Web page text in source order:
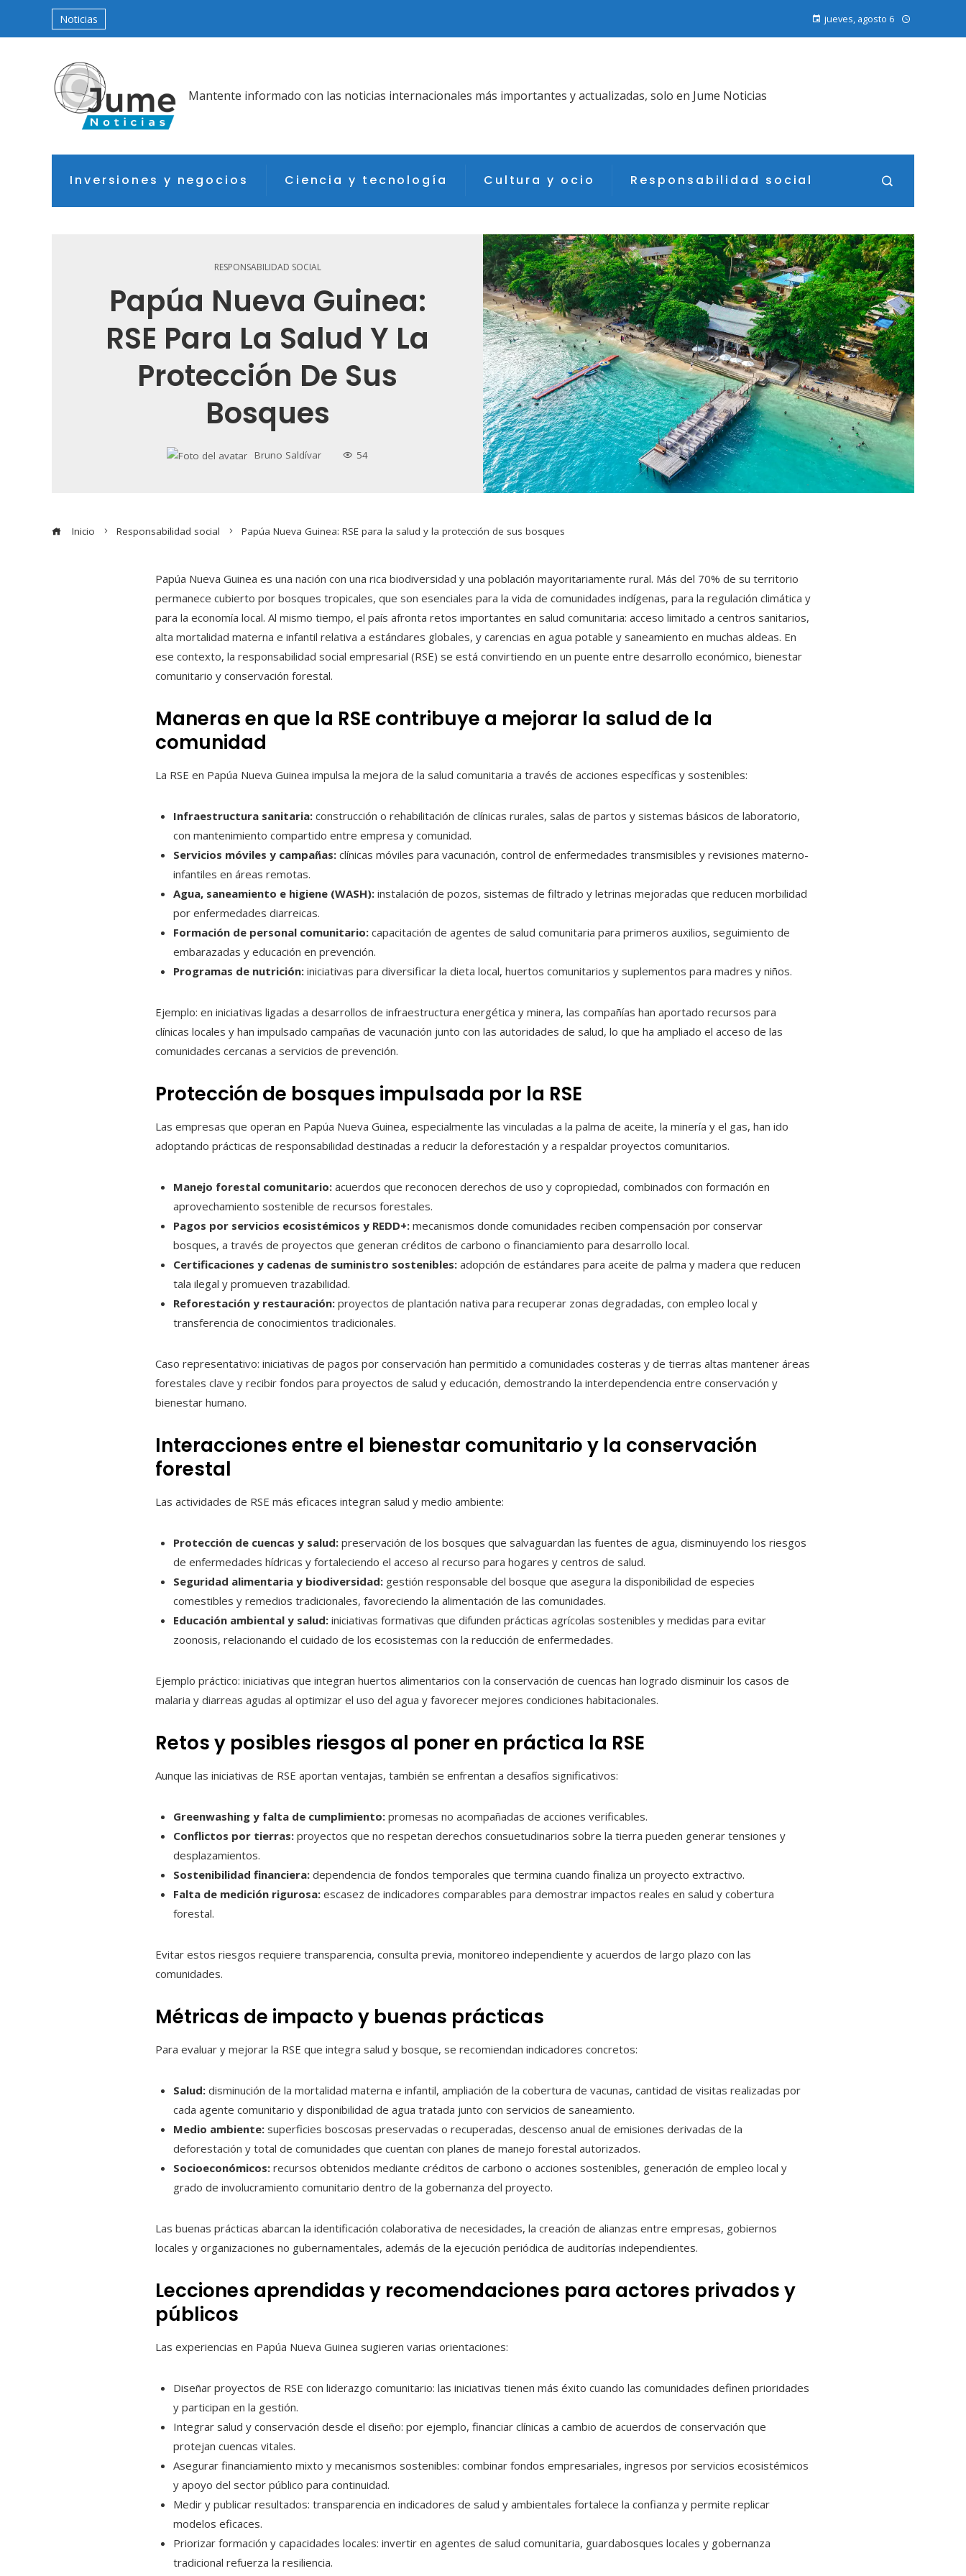
Noticias jueves, agosto 6
Mantente informado con las noticias internacionales más importantes y actualizadas, solo en Jume Noticias
Inversiones y negocios Ciencia y tecnología Cultura y ocio Responsabilidad social
RESPONSABILIDAD SOCIAL
Papúa Nueva Guinea:
RSE Para La Salud Y La
Protección De Sus
Bosques
Bruno Saldívar 54
Inicio Responsabilidad social Papúa Nueva Guinea: RSE para la salud y la protección de sus bosques
Papúa Nueva Guinea es una nación con una rica biodiversidad y una población mayoritariamente rural. Más del 70% de su territorio
permanece cubierto por bosques tropicales, que son esenciales para la vida de comunidades indígenas, para la regulación climática y
para la economía local. Al mismo tiempo, el país afronta retos importantes en salud comunitaria: acceso limitado a centros sanitarios,
alta mortalidad materna e infantil relativa a estándares globales, y carencias en agua potable y saneamiento en muchas aldeas. En
ese contexto, la responsabilidad social empresarial (RSE) se está convirtiendo en un puente entre desarrollo económico, bienestar
comunitario y conservación forestal.
Maneras en que la RSE contribuye a mejorar la salud de la
comunidad
La RSE en Papúa Nueva Guinea impulsa la mejora de la salud comunitaria a través de acciones específicas y sostenibles:
Infraestructura sanitaria: construcción o rehabilitación de clínicas rurales, salas de partos y sistemas básicos de laboratorio,
con mantenimiento compartido entre empresa y comunidad.
Servicios móviles y campañas: clínicas móviles para vacunación, control de enfermedades transmisibles y revisiones materno-
infantiles en áreas remotas.
Agua, saneamiento e higiene (WASH): instalación de pozos, sistemas de filtrado y letrinas mejoradas que reducen morbilidad
por enfermedades diarreicas.
Formación de personal comunitario: capacitación de agentes de salud comunitaria para primeros auxilios, seguimiento de
embarazadas y educación en prevención.
Programas de nutrición: iniciativas para diversificar la dieta local, huertos comunitarios y suplementos para madres y niños.
Ejemplo: en iniciativas ligadas a desarrollos de infraestructura energética y minera, las compañías han aportado recursos para
clínicas locales y han impulsado campañas de vacunación junto con las autoridades de salud, lo que ha ampliado el acceso de las
comunidades cercanas a servicios de prevención.
Protección de bosques impulsada por la RSE
Las empresas que operan en Papúa Nueva Guinea, especialmente las vinculadas a la palma de aceite, la minería y el gas, han ido
adoptando prácticas de responsabilidad destinadas a reducir la deforestación y a respaldar proyectos comunitarios.
Manejo forestal comunitario: acuerdos que reconocen derechos de uso y copropiedad, combinados con formación en
aprovechamiento sostenible de recursos forestales.
Pagos por servicios ecosistémicos y REDD+: mecanismos donde comunidades reciben compensación por conservar
bosques, a través de proyectos que generan créditos de carbono o financiamiento para desarrollo local.
Certificaciones y cadenas de suministro sostenibles: adopción de estándares para aceite de palma y madera que reducen
tala ilegal y promueven trazabilidad.
Reforestación y restauración: proyectos de plantación nativa para recuperar zonas degradadas, con empleo local y
transferencia de conocimientos tradicionales.
Caso representativo: iniciativas de pagos por conservación han permitido a comunidades costeras y de tierras altas mantener áreas
forestales clave y recibir fondos para proyectos de salud y educación, demostrando la interdependencia entre conservación y
bienestar humano.
Interacciones entre el bienestar comunitario y la conservación
forestal
Las actividades de RSE más eficaces integran salud y medio ambiente:
Protección de cuencas y salud: preservación de los bosques que salvaguardan las fuentes de agua, disminuyendo los riesgos
de enfermedades hídricas y fortaleciendo el acceso al recurso para hogares y centros de salud.
Seguridad alimentaria y biodiversidad: gestión responsable del bosque que asegura la disponibilidad de especies
comestibles y remedios tradicionales, favoreciendo la alimentación de las comunidades.
Educación ambiental y salud: iniciativas formativas que difunden prácticas agrícolas sostenibles y medidas para evitar
zoonosis, relacionando el cuidado de los ecosistemas con la reducción de enfermedades.
Ejemplo práctico: iniciativas que integran huertos alimentarios con la conservación de cuencas han logrado disminuir los casos de
malaria y diarreas agudas al optimizar el uso del agua y favorecer mejores condiciones habitacionales.
Retos y posibles riesgos al poner en práctica la RSE
Aunque las iniciativas de RSE aportan ventajas, también se enfrentan a desafíos significativos:
Greenwashing y falta de cumplimiento: promesas no acompañadas de acciones verificables.
Conflictos por tierras: proyectos que no respetan derechos consuetudinarios sobre la tierra pueden generar tensiones y
desplazamientos.
Sostenibilidad financiera: dependencia de fondos temporales que termina cuando finaliza un proyecto extractivo.
Falta de medición rigurosa: escasez de indicadores comparables para demostrar impactos reales en salud y cobertura
forestal.
Evitar estos riesgos requiere transparencia, consulta previa, monitoreo independiente y acuerdos de largo plazo con las
comunidades.
Métricas de impacto y buenas prácticas
Para evaluar y mejorar la RSE que integra salud y bosque, se recomiendan indicadores concretos:
Salud: disminución de la mortalidad materna e infantil, ampliación de la cobertura de vacunas, cantidad de visitas realizadas por
cada agente comunitario y disponibilidad de agua tratada junto con servicios de saneamiento.
Medio ambiente: superficies boscosas preservadas o recuperadas, descenso anual de emisiones derivadas de la
deforestación y total de comunidades que cuentan con planes de manejo forestal autorizados.
Socioeconómicos: recursos obtenidos mediante créditos de carbono o acciones sostenibles, generación de empleo local y
grado de involucramiento comunitario dentro de la gobernanza del proyecto.
Las buenas prácticas abarcan la identificación colaborativa de necesidades, la creación de alianzas entre empresas, gobiernos
locales y organizaciones no gubernamentales, además de la ejecución periódica de auditorías independientes.
Lecciones aprendidas y recomendaciones para actores privados y
públicos
Las experiencias en Papúa Nueva Guinea sugieren varias orientaciones:
Diseñar proyectos de RSE con liderazgo comunitario: las iniciativas tienen más éxito cuando las comunidades definen prioridades
y participan en la gestión.
Integrar salud y conservación desde el diseño: por ejemplo, financiar clínicas a cambio de acuerdos de conservación que
protejan cuencas vitales.
Asegurar financiamiento mixto y mecanismos sostenibles: combinar fondos empresariales, ingresos por servicios ecosistémicos
y apoyo del sector público para continuidad.
Medir y publicar resultados: transparencia en indicadores de salud y ambientales fortalece la confianza y permite replicar
modelos eficaces.
Priorizar formación y capacidades locales: invertir en agentes de salud comunitaria, guardabosques locales y gobernanza
tradicional refuerza la resiliencia.